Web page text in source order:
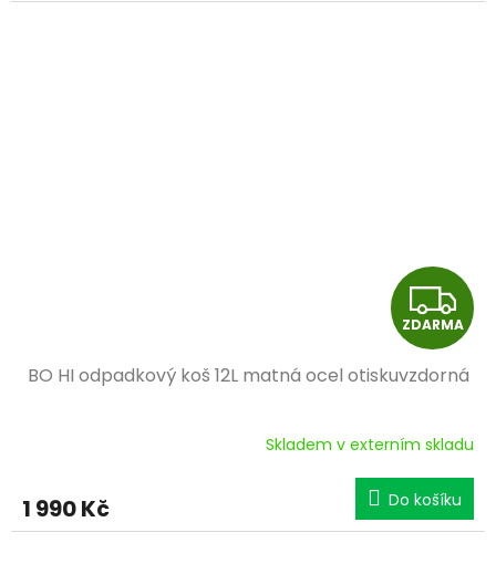
Z
D
A
R
M
A
ZDARMA
BO HI odpadkový koš 12L matná ocel otiskuvzdorná
Skladem v externím skladu
1 990 Kč Do košíku